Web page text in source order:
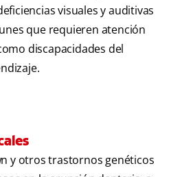
visuales y auditivas
que requieren atención
discapacidades del
y otros trastornos genéticos